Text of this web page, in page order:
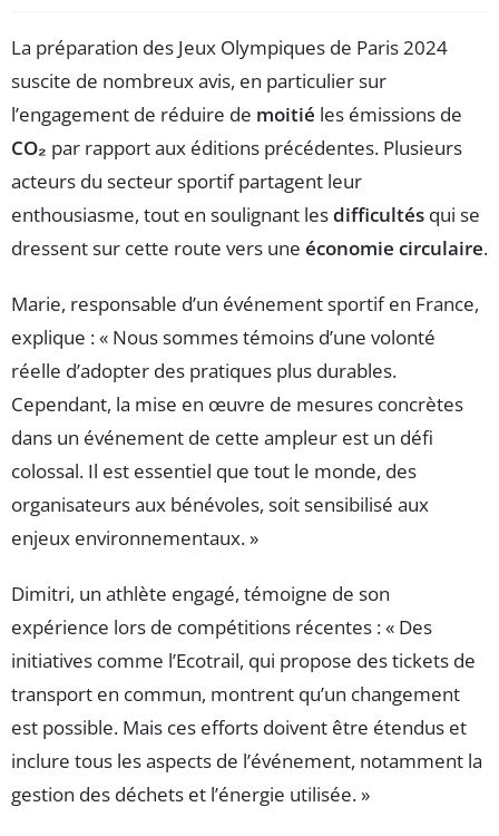
La préparation des Jeux Olympiques de Paris 2024
suscite de nombreux avis, en particulier sur
l’engagement de réduire de moitié les émissions de
CO₂ par rapport aux éditions précédentes. Plusieurs
acteurs du secteur sportif partagent leur
enthousiasme, tout en soulignant lesdifficultés qui se
dressent sur cette route vers une économie circulaire.
Marie, responsable d’un événement sportif en France,
explique : « Nous sommes témoins d’une volonté
réelle d’adopter des pratiques plus durables.
Cependant, la mise en œuvre de mesures concrètes
dans un événement de cette ampleur est un défi
colossal. Il est essentiel que tout le monde, des
organisateurs aux bénévoles, soit sensibilisé aux
enjeux environnementaux. »
Dimitri, un athlète engagé, témoigne de son
expérience lors de compétitions récentes : « Des
initiatives comme l’Ecotrail, qui propose des tickets de
transport en commun, montrent qu’un changement
est possible. Mais ces efforts doivent être étendus et
inclure tous les aspects de l’événement, notamment la
gestion des déchets et l’énergie utilisée. »